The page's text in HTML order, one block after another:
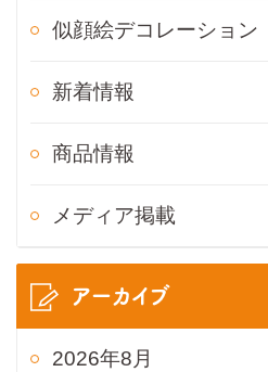
似顔絵デコレーション
新着情報
商品情報
メディア掲載
アーカイブ
2026年8月